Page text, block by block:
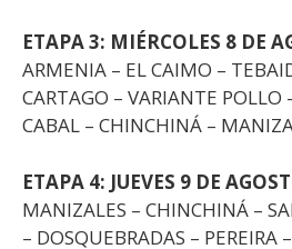
ETAPA 3: MIÉRCOLES 8 DE
ARMENIA – EL CAIMO –
CARTAGO – VARIANTE POLLO
CABAL – CHINCHINÁ –
ETAPA 4: JUEVES 9 DE
MANIZALES – CHINCHINÁ –
– DOSQUEBRADAS – PEREIRA